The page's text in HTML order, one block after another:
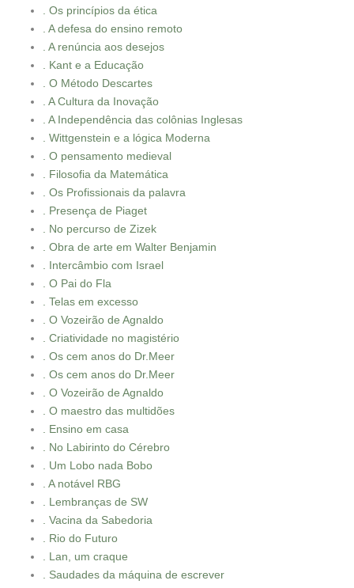
. Os princípios da ética
. A defesa do ensino remoto
. A renúncia aos desejos
. Kant e a Educação
. O Método Descartes
. A Cultura da Inovação
. A Independência das colônias Inglesas
. Wittgenstein e a lógica Moderna
. O pensamento medieval
. Filosofia da Matemática
. Os Profissionais da palavra
. Presença de Piaget
. No percurso de Zizek
. Obra de arte em Walter Benjamin
. Intercâmbio com Israel
. O Pai do Fla
. Telas em excesso
. O Vozeirão de Agnaldo
. Criatividade no magistério
. Os cem anos do Dr.Meer
. Os cem anos do Dr.Meer
. O Vozeirão de Agnaldo
. O maestro das multidões
. Ensino em casa
. No Labirinto do Cérebro
. Um Lobo nada Bobo
. A notável RBG
. Lembranças de SW
. Vacina da Sabedoria
. Rio do Futuro
. Lan, um craque
. Saudades da máquina de escrever